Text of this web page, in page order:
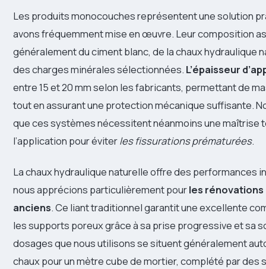
Les produits monocouches représentent une solution
avons fréquemment mise en œuvre. Leur composition
généralement du ciment blanc, de la chaux hydraulique
des charges minérales sélectionnées. L’épaisseur
entre 15 et 20 mm selon les fabricants, permettant de
tout en assurant une protection mécanique suffisante.
que ces systèmes nécessitent néanmoins une maîtrise
l’application pour éviterles fissurations prématurées.
La chaux hydraulique naturelle offre des performances
nous apprécions particulièrement pourles
anciens. Ce liant traditionnel garantit une excellente
les supports poreux grâce à sa prise progressive et sa
dosages que nous utilisons se situent généralement
chaux pour un mètre cube de mortier, complété par des